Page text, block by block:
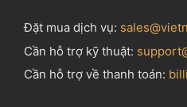
Đặt mua dịch vụ:
Cần hỗ trợ kỹ thuật:
Cần hỗ trợ về thanh toán: